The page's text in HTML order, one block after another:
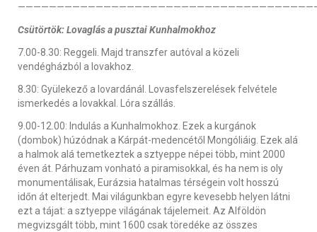
Csütörtök: Lovaglás a pusztai Kunhalmokhoz
7.00-8.30: Reggeli. Majd transzfer autóval a közeli
vendégházból a lovakhoz.
8.30: Gyülekező a lovardánál. Lovasfelszerelések felvétele
ismerkedés a lovakkal. Lóra szállás.
9.00-12.00: Indulás a Kunhalmokhoz. Ezek a kurgánok
(dombok) húzódnak a Kárpát-medencétől Mongóliáig. Ezek alá
a halmok alá temetkeztek a sztyeppe népei több, mint 2000
éven át. Párhuzam vonható a piramisokkal, és ha nem is oly
monumentálisak, Eurázsia hatalmas térségein volt hosszú
időn át elterjedt. Mai világunkban egyre kevesebb helyen látni
ezt a tájat: a sztyeppe világának tájelemeit. Az Alföldön
megvizsgált több, mint 1600 csak töredéke az összes